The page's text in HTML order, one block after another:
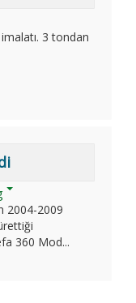
3 tondan
2004-2009
360 Mod...